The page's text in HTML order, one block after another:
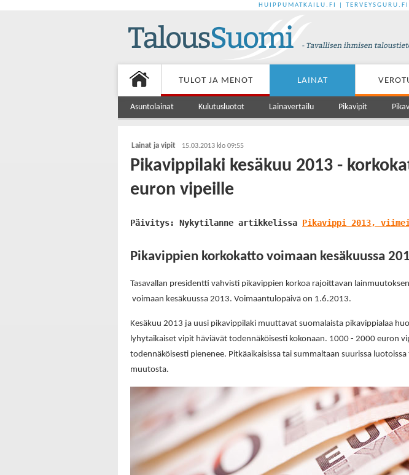
HUIPPUMATKAILU.FI TERVEYSGURU.FI
TULOT JA MENOT LAINAT
Asuntolainat Kulutusluotot Lainavertailu Pikavipit
Lainat ja vipit 15.03.2013 klo 09:55
Pikavippilaki kesäkuu 2013 -
euron vipeille
Päivitys: Nykytilanne artikkelissa Pikavippi 2013,
Pikavippien korkokatto voimaan kesäkuussa
Tasavallan presidentti vahvisti pikavippien korkoa rajoittavan
voimaan kesäkuussa 2013. Voimaantulopäivä on 1.6.2013.
Kesäkuu 2013 ja uusi pikavippilaki muuttavat suomalaista pikavippialaa
lyhytaikaiset vipit häviävät todennäköisesti kokonaan. 1000 - 2000 euron
todennäköisesti pienenee. Pitkäaikaisissa tai summaltaan suurissa
muutosta.